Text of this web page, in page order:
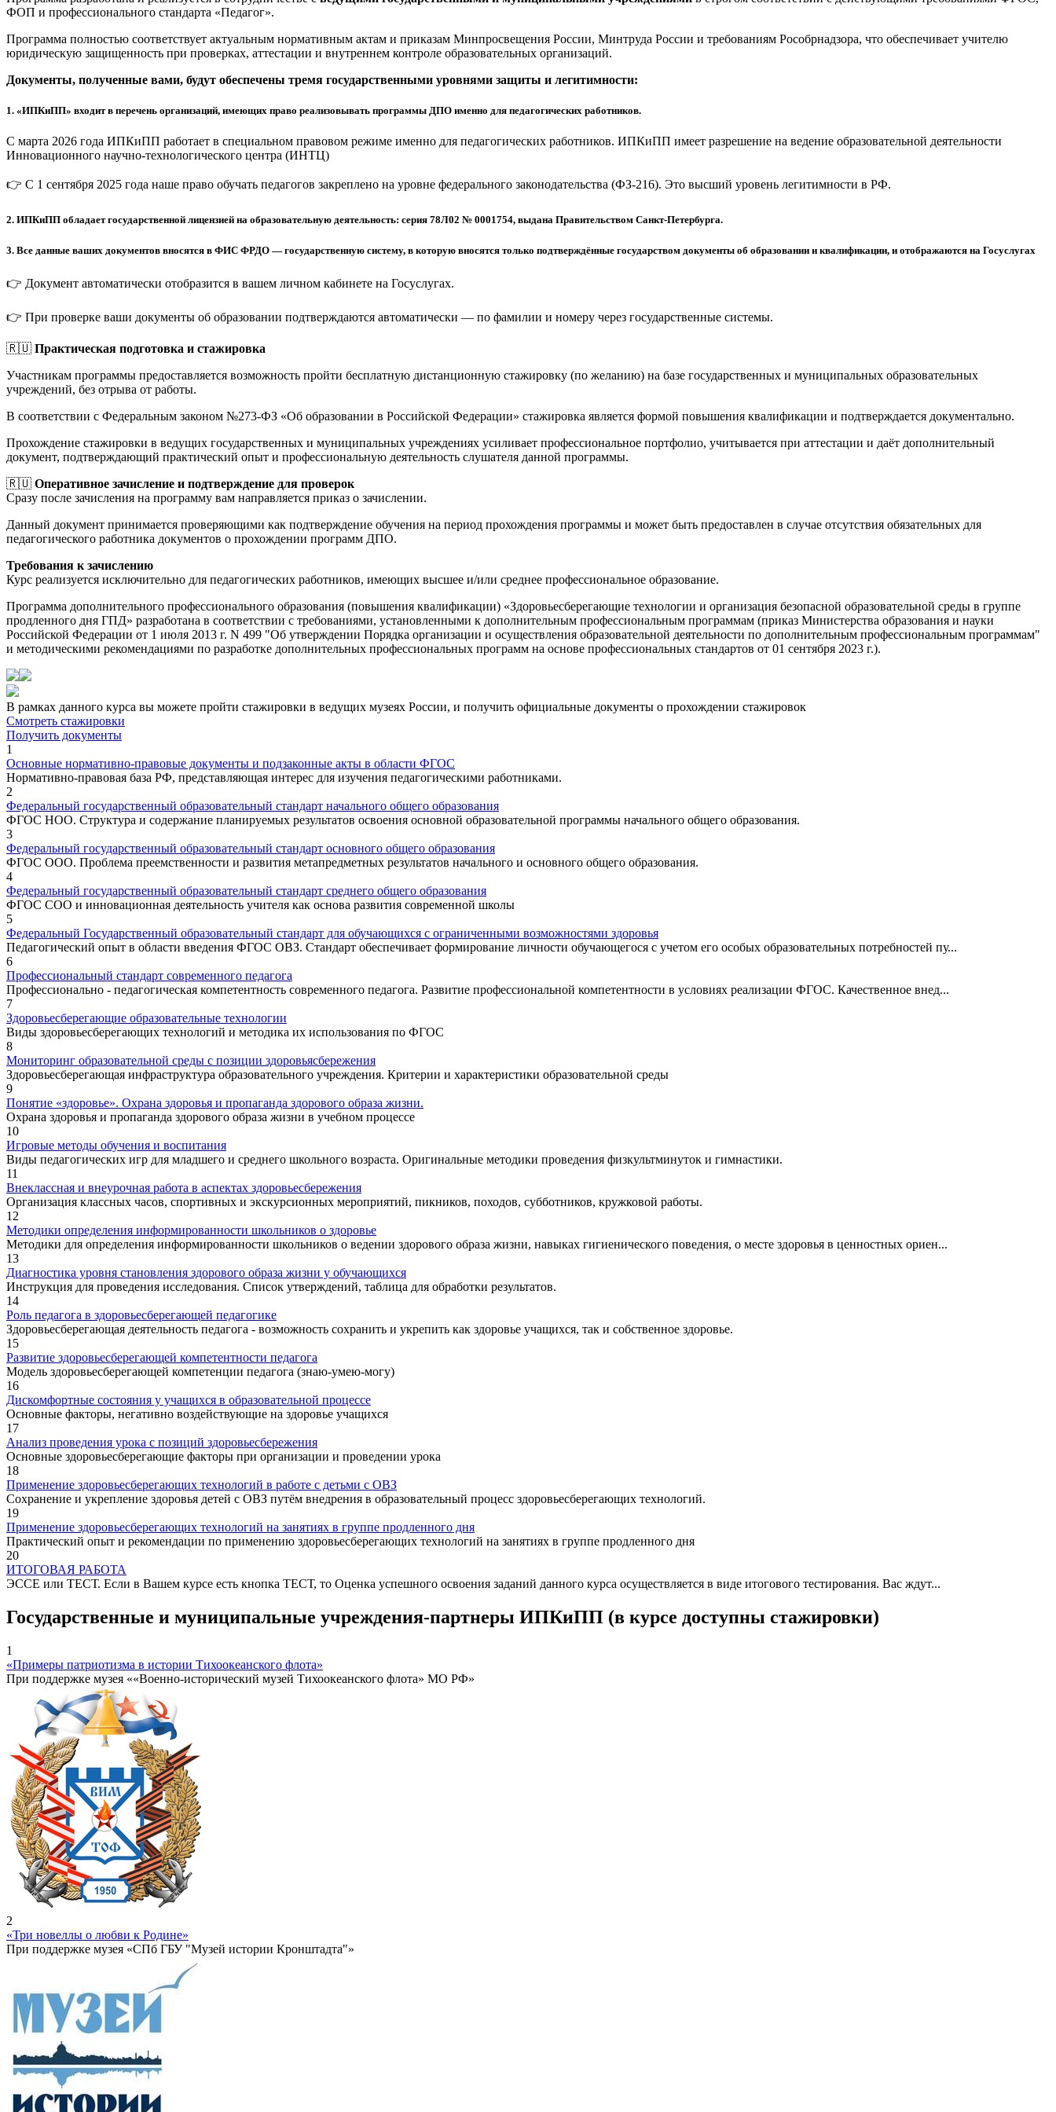
ФОП и профессионального стандарта «Педагог».
Программа полностью соответствует актуальным нормативным актам и приказам Минпросвещения России, Минтруда России и требованиям Рособрнадзора, что обеспечивает учителю
юридическую защищенность при проверках, аттестации и внутреннем контроле образовательных организаций.
Документы, полученные вами, будут обеспечены тремя государственными уровнями защиты и легитимности:
1. «ИПКиПП» входит в перечень организаций, имеющих право реализовывать программы ДПО именно для педагогических работников.
С марта 2026 года ИПКиПП работает в специальном правовом режиме именно для педагогических работников. ИПКиПП имеет разрешение на ведение образовательной деятельности
Инновационного научно-технологического центра (ИНТЦ)
👉 С 1 сентября 2025 года наше право обучать педагогов закреплено на уровне федерального законодательства (ФЗ-216). Это высший уровень легитимности в РФ.
2. ИПКиПП обладает государственной лицензией на образовательную деятельность: серия 78Л02 № 0001754, выдана Правительством Санкт-Петербурга.
3. Все данные ваших документов вносятся в ФИС ФРДО — государственную систему, в которую вносятся только подтверждённые государством документы об образовании и квалификации, и отображаются на Госуслугах
👉 Документ автоматически отобразится в вашем личном кабинете на Госуслугах.
👉 При проверке ваши документы об образовании подтверждаются автоматически — по фамилии и номеру через государственные системы.
🇷🇺 Практическая подготовка и стажировка
Участникам программы предоставляется возможность пройти бесплатную дистанционную стажировку (по желанию) на базе государственных и муниципальных образовательных
учреждений, без отрыва от работы.
В соответствии с Федеральным законом №273-ФЗ «Об образовании в Российской Федерации» стажировка является формой повышения квалификации и подтверждается документально.
Прохождение стажировки в ведущих государственных и муниципальных учреждениях усиливает профессиональное портфолио, учитывается при аттестации и даёт дополнительный
документ, подтверждающий практический опыт и профессиональную деятельность слушателя данной программы.
🇷🇺 Оперативное зачисление и подтверждение для проверок
Сразу после зачисления на программу вам направляется приказ о зачислении.
Данный документ принимается проверяющими как подтверждение обучения на период прохождения программы и может быть предоставлен в случае отсутствия обязательных для
педагогического работника документов о прохождении программ ДПО.
Требования к зачислению
Курс реализуется исключительно для педагогических работников, имеющих высшее и/или среднее профессиональное образование.
Программа дополнительного профессионального образования (повышения квалификации) «Здоровьесберегающие технологии и организация безопасной образовательной среды в группе
продленного дня ГПД» разработана в соответствии с требованиями, установленными к дополнительным профессиональным программам (приказ Министерства образования и науки
Российской Федерации от 1 июля 2013 г. N 499 "Об утверждении Порядка организации и осуществления образовательной деятельности по дополнительным профессиональным программам"
и методическими рекомендациями по разработке дополнительных профессиональных программ на основе профессиональных стандартов от 01 сентября 2023 г.).
В рамках данного курса вы можете пройти стажировки в ведущих музеях России, и получить официальные документы о прохождении стажировок
Смотреть стажировки
Получить документы
1
Основные нормативно-правовые документы и подзаконные акты в области ФГОС
Нормативно-правовая база РФ, представляющая интерес для изучения педагогическими работниками.
2
Федеральный государственный образовательный стандарт начального общего образования
ФГОС НОО. Структура и содержание планируемых результатов освоения основной образовательной программы начального общего образования.
3
Федеральный государственный образовательный стандарт основного общего образования
ФГОС ООО. Проблема преемственности и развития метапредметных результатов начального и основного общего образования.
4
Федеральный государственный образовательный стандарт среднего общего образования
ФГОС СОО и инновационная деятельность учителя как основа развития современной школы
5
Федеральный Государственный образовательный стандарт для обучающихся с ограниченными возможностями здоровья
Педагогический опыт в области введения ФГОС ОВЗ. Стандарт обеспечивает формирование личности обучающегося с учетом его особых образовательных потребностей пу...
6
Профессиональный стандарт современного педагога
Профессионально - педагогическая компетентность современного педагога. Развитие профессиональной компетентности в условиях реализации ФГОС. Качественное внед...
7
Здоровьесберегающие образовательные технологии
Виды здоровьесберегающих технологий и методика их использования по ФГОС
8
Мониторинг образовательной среды с позиции здоровьясбережения
Здоровьесберегающая инфраструктура образовательного учреждения. Критерии и характеристики образовательной среды
9
Понятие «здоровье». Охрана здоровья и пропаганда здорового образа жизни.
Охрана здоровья и пропаганда здорового образа жизни в учебном процессе
10
Игровые методы обучения и воспитания
Виды педагогических игр для младшего и среднего школьного возраста. Оригинальные методики проведения физкультминуток и гимнастики.
11
Внеклассная и внеурочная работа в аспектах здоровьесбережения
Организация классных часов, спортивных и экскурсионных мероприятий, пикников, походов, субботников, кружковой работы.
12
Методики определения информированности школьников о здоровье
Методики для определения информированности школьников о ведении здорового образа жизни, навыках гигиенического поведения, о месте здоровья в ценностных ориен...
13
Диагностика уровня становления здорового образа жизни у обучающихся
Инструкция для проведения исследования. Список утверждений, таблица для обработки результатов.
14
Роль педагога в здоровьесберегающей педагогике
Здоровьесберегающая деятельность педагога - возможность сохранить и укрепить как здоровье учащихся, так и собственное здоровье.
15
Развитие здоровьесберегающей компетентности педагога
Модель здоровьесберегающей компетенции педагога (знаю-умею-могу)
16
Дискомфортные состояния у учащихся в образовательной процессе
Основные факторы, негативно воздействующие на здоровье учащихся
17
Анализ проведения урока с позиций здоровьесбережения
Основные здоровьесберегающие факторы при организации и проведении урока
18
Применение здоровьесберегающих технологий в работе с детьми с ОВЗ
Сохранение и укрепление здоровья детей с ОВЗ путём внедрения в образовательный процесс здоровьесберегающих технологий.
19
Применение здоровьесберегающих технологий на занятиях в группе продленного дня
Практический опыт и рекомендации по применению здоровьесберегающих технологий на занятиях в группе продленного дня
20
ИТОГОВАЯ РАБОТА
ЭССЕ или ТЕСТ. Если в Вашем курсе есть кнопка ТЕСТ, то Оценка успешного освоения заданий данного курса осуществляется в виде итогового тестирования. Вас ждут...
Государственные и муниципальные учреждения-партнеры ИПКиПП (в курсе доступны стажировки)
1
«Примеры патриотизма в истории Тихоокеанского флота»
При поддержке музея ««Военно-исторический музей Тихоокеанского флота» МО РФ»
2
«Три новеллы о любви к Родине»
При поддержке музея «СПб ГБУ "Музей истории Кронштадта"»